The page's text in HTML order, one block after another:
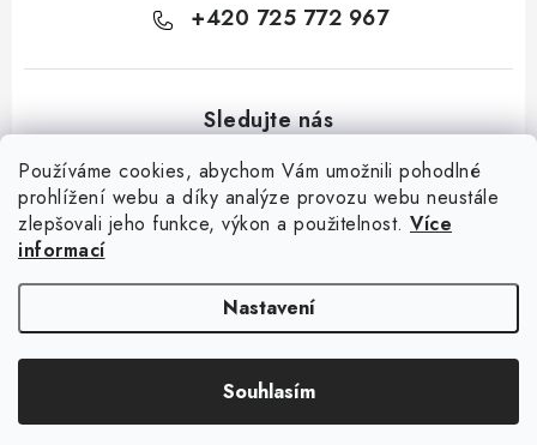
Používáme cookies, abychom Vám umožnili pohodlné
prohlížení webu a díky analýze provozu webu neustále
zlepšovali jeho funkce, výkon a použitelnost. Více
informací
Nastavení
Souhlasím
+420 725 772 967
Kontakt Moje objednávka Hodnocení obchodu Jak nakupovat
Obchodní podmínky
cookies